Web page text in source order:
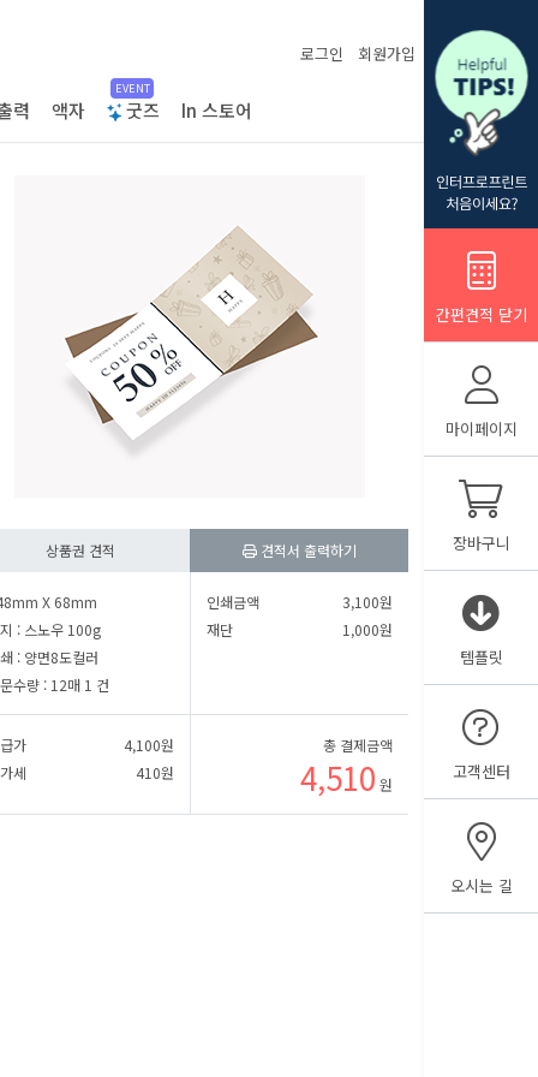
로그인 회원가입
력 액자
EVENT
굿즈 In 스토어
세로
㎜ 세로
간편견적 닫기
마이페이지
장바구니
템플릿
고객센터
오시는 길
상품권 견적 견적서 출력하기
X 68mm
: 스노우 100g
: 양면8도컬러
수량 : 12매 1 건
인쇄금액 3,100원
재단
1,000원
가 4,100원
세
410원
총 결제금액
4,510 원